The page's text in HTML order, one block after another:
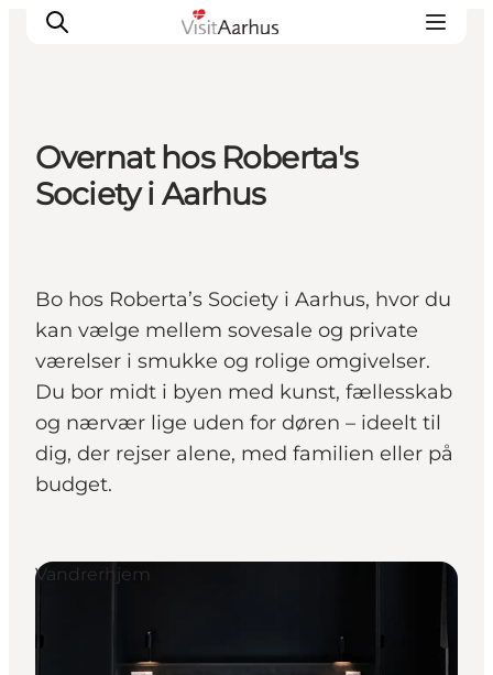
Oplevelser
Kalender
Transport
Overnat hos Roberta's
Society i Aarhus
Bo hos Roberta’s Society i Aarhus, hvor du
kan vælge mellem sovesale og private
værelser i smukke og rolige omgivelser.
Du bor midt i byen med kunst, fællesskab
og nærvær lige uden for døren – ideelt til
dig, der rejser alene, med familien eller på
budget.
Vandrerhjem